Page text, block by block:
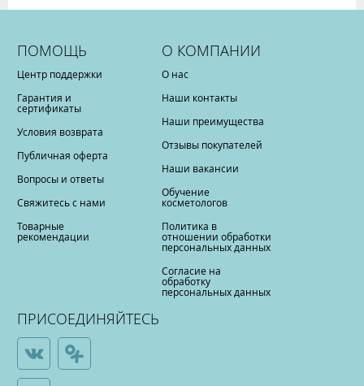
ПОМОЩЬ
Центр поддержки
Гарантия и
сертификаты
Условия возврата
Публичная оферта
Вопросы и ответы
Свяжитесь с нами
Товарные
рекомендации
О КОМПАНИИ
О нас
Наши контакты
Наши преимущества
Отзывы покупателей
Наши вакансии
Обучение
косметологов
Политика в
отношении обработки
персональных данных
Согласие на
обработку
персональных данных
ПРИСОЕДИНЯЙТЕСЬ